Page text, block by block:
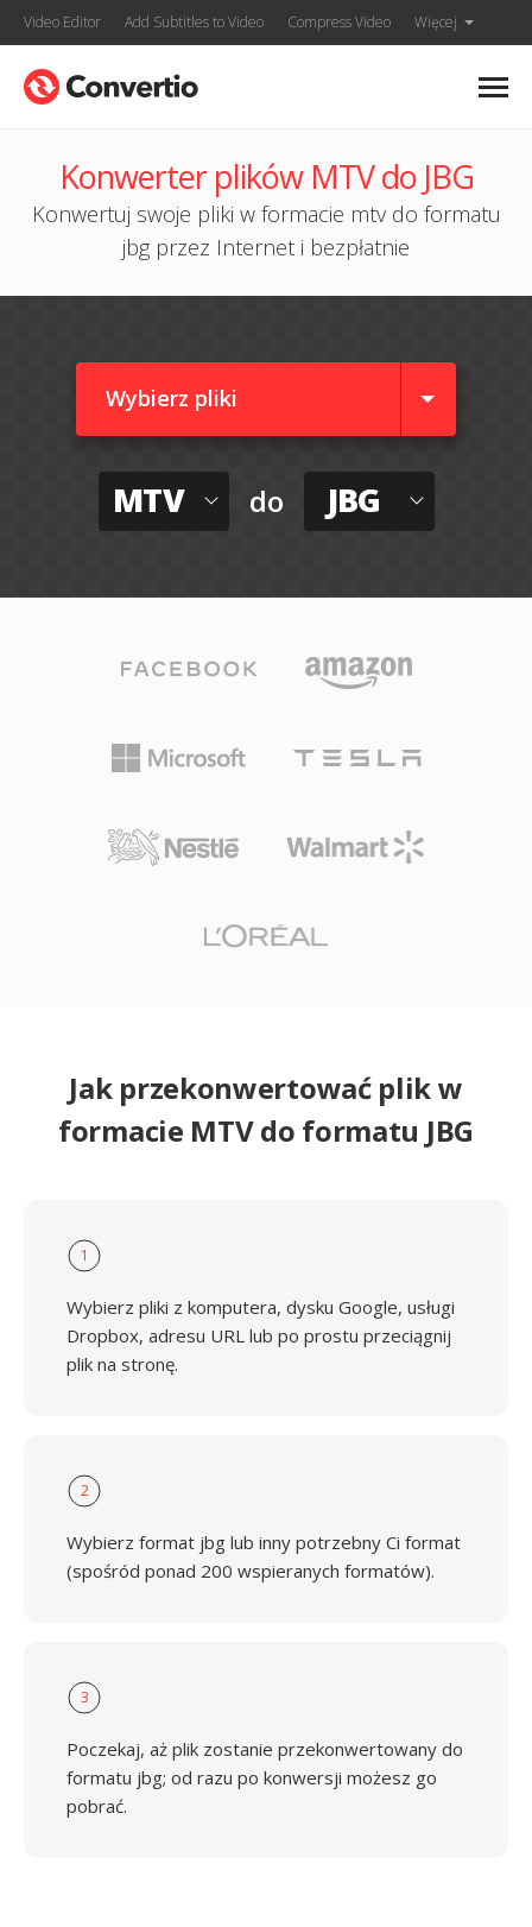
Video Editor Add Subtitles to Video Compress Video Więcej
Konwerter plików MTV do JBG
Konwertuj swoje pliki w formacie mtv do formatu
jbg przez Internet i bezpłatnie
Wybierz pliki
MTV do JBG
Jak przekonwertować plik w
formacie MTV do formatu JBG
1
Wybierz pliki z komputera, dysku Google, usługi
Dropbox, adresu URL lub po prostu przeciągnij
plik na stronę.
2
Wybierz format jbg lub inny potrzebny Ci format
(spośród ponad 200 wspieranych formatów).
3
Poczekaj, aż plik zostanie przekonwertowany do
formatu jbg; od razu po konwersji możesz go
pobrać.